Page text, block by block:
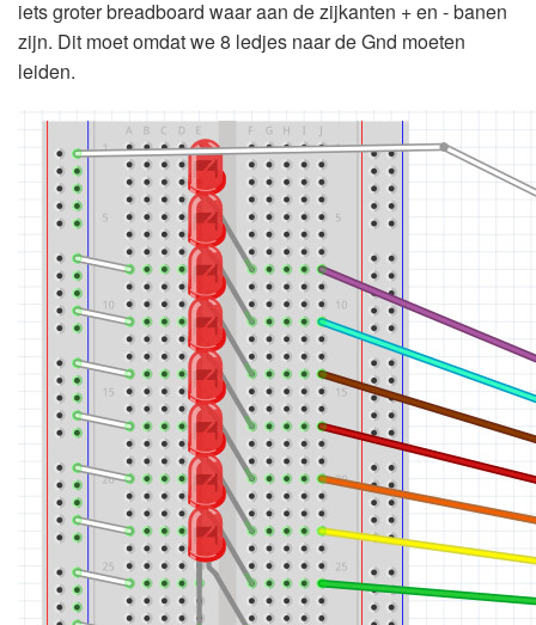
iets groter breadboard waar aan de zijkanten + en - banen
zijn. Dit moet omdat we 8 ledjes naar de Gnd moeten
leiden.